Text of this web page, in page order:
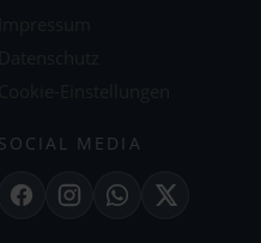
SOCIAL MEDIA
FacebookInstagramWhatsApp
X